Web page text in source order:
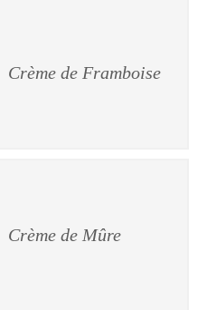
Crème de Framboise
Crème de Mûre